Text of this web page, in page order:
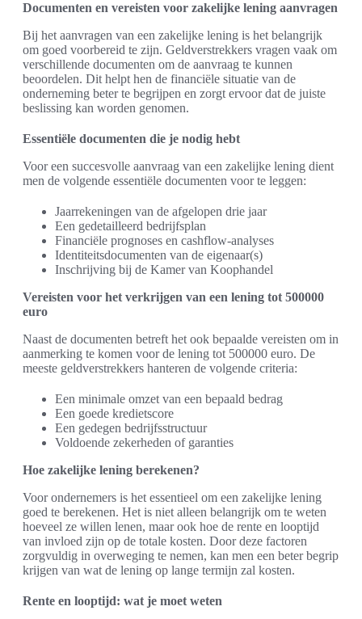
Documenten en vereisten voor zakelijke lening aanvragen
Bij het aanvragen van een zakelijke lening is het belangrijk
om goed voorbereid te zijn. Geldverstrekkers vragen vaak om
verschillende documenten om de aanvraag te kunnen
beoordelen. Dit helpt hen de financiële situatie van de
onderneming beter te begrijpen en zorgt ervoor dat de juiste
beslissing kan worden genomen.
Essentiële documenten die je nodig hebt
Voor een succesvolle aanvraag van een zakelijke lening dient
men de volgende essentiële documenten voor te leggen:
Jaarrekeningen van de afgelopen drie jaar
Een gedetailleerd bedrijfsplan
Financiële prognoses en cashflow-analyses
Identiteitsdocumenten van de eigenaar(s)
Inschrijving bij de Kamer van Koophandel
Vereisten voor het verkrijgen van een lening tot 500000
euro
Naast de documenten betreft het ook bepaalde vereisten om in
aanmerking te komen voor de lening tot 500000 euro. De
meeste geldverstrekkers hanteren de volgende criteria:
Een minimale omzet van een bepaald bedrag
Een goede kredietscore
Een gedegen bedrijfsstructuur
Voldoende zekerheden of garanties
Hoe zakelijke lening berekenen?
Voor ondernemers is het essentieel om een zakelijke lening
goed te berekenen. Het is niet alleen belangrijk om te weten
hoeveel ze willen lenen, maar ook hoe de rente en looptijd
van invloed zijn op de totale kosten. Door deze factoren
zorgvuldig in overweging te nemen, kan men een beter begrip
krijgen van wat de lening op lange termijn zal kosten.
Rente en looptijd: wat je moet weten